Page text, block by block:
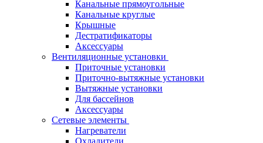
Канальные прямоугольные
Канальные круглые
Крышные
Дестратификаторы
Аксессуары
Вентиляционные установки
Приточные установки
Приточно-вытяжные установки
Вытяжные установки
Для бассейнов
Аксессуары
Сетевые элементы
Нагреватели
Охладители